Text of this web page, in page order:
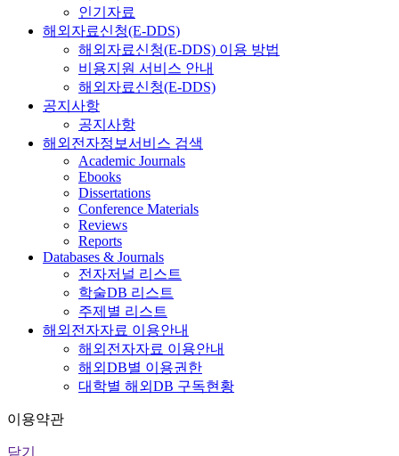
인기자료
해외자료신청(E-DDS)
해외자료신청(E-DDS) 이용 방법
비용지원 서비스 안내
해외자료신청(E-DDS)
공지사항
공지사항
해외전자정보서비스 검색
Academic Journals
Ebooks
Dissertations
Conference Materials
Reviews
Reports
Databases & Journals
전자저널 리스트
학술DB 리스트
주제별 리스트
해외전자자료 이용안내
해외전자자료 이용안내
해외DB별 이용권한
대학별 해외DB 구독현황
이용약관
닫기